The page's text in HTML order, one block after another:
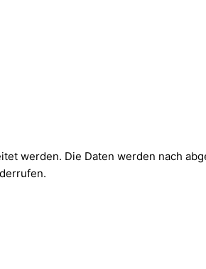
werden. Die Daten werden nach